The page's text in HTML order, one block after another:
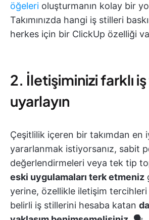
öğeleri oluşturmanın kolay bir
Takımınızda hangi iş stilleri
herkes için bir ClickUp özelliği
2. İletişiminizi farklı iş
uyarlayın
Çeşitlilik içeren bir takımdan en
yararlanmak istiyorsanız, sabit
değerlendirmeleri veya tek tip
eski uygulamaları terk etmeniz
yerine, özellikle iletişim
belirli iş stillerini hesaba katan